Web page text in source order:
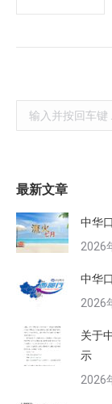
Search:
最新文章
中华
2026
中华
2026
关于
示
2026